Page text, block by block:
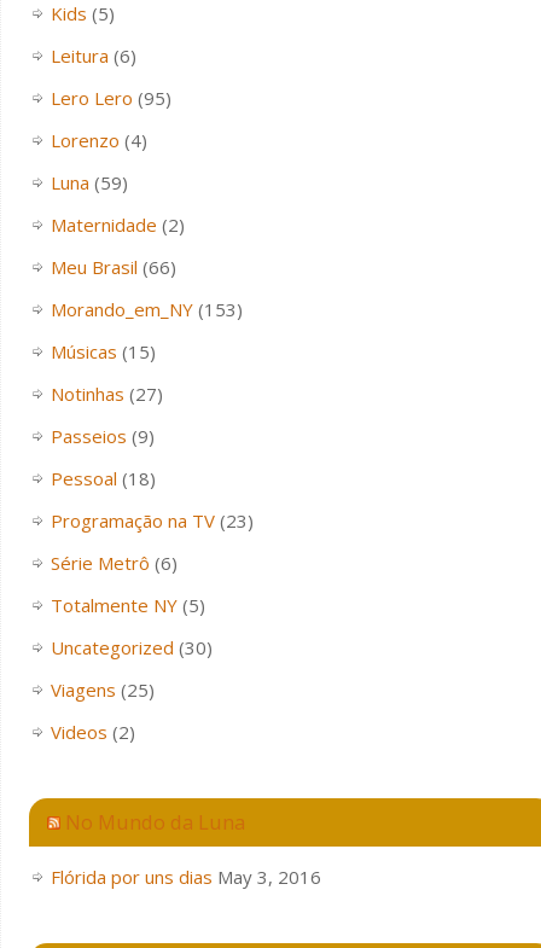
Kids (5)
Leitura (6)
Lero Lero (95)
Lorenzo (4)
Luna (59)
Maternidade (2)
Meu Brasil (66)
Morando_em_NY(153)
Músicas (15)
Notinhas (27)
Passeios (9)
Pessoal (18)
Programação na TV(23)
Série Metrô (6)
Totalmente NY(5)
Uncategorized (30)
Viagens (25)
Videos (2)
No Mundo da Luna
Flórida por uns dias May 3, 2016